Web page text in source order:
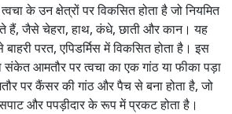
के उन क्षेत्रों पर विकसित होता है जो नियमित
हैं, जैसे चेहरा, हाथ, कंधे, छाती और कान। यह
परत, एपिडर्मिस में विकसित होता है। इस
आमतौर पर त्वचा का एक गांठ या फीका पड़ा
पर कैंसर की गांठ और पैच से बना होता है, जो
और पपड़ीदार के रूप में प्रकट होता है।